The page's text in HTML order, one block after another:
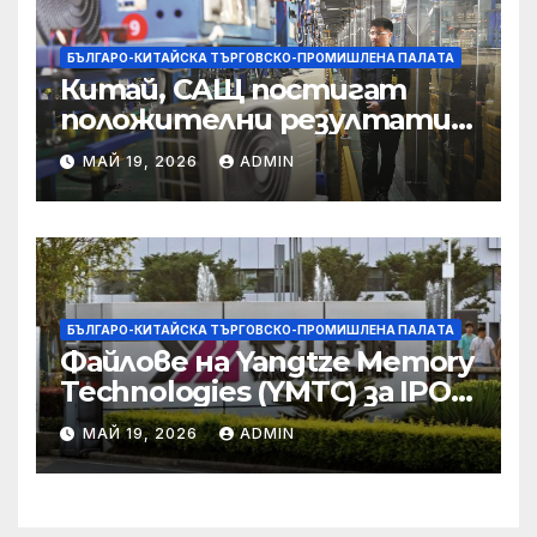
БЪЛГАРО-КИТАЙСКА ТЪРГОВСКО-ПРОМИШЛЕНА ПАЛAТА
Китай, САЩ постигат
положителни резултати в
икономическите и
търговски консултации:
министерство
МАЙ 19, 2026 ADMIN
БЪЛГАРО-КИТАЙСКА ТЪРГОВСКО-ПРОМИШЛЕНА ПАЛAТА
Файлове на Yangtze Memory
Technologies (YMTC) за IPO
на STAR Market
МАЙ 19, 2026 ADMIN